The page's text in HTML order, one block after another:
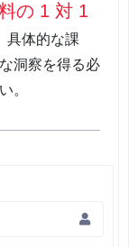
の 1 対 1
具体的な課
洞察を得る必
。